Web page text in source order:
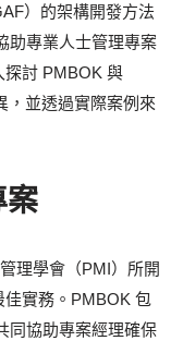
）的架構開發方法
助專業人士管理專案
探討 PMBOK 與
，並透過實際案例來
案
理學會（PMI）所開
實務。PMBOK 包
同協助專案經理確保